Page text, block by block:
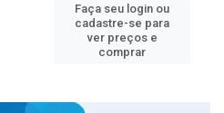
Faça seu login ou
cadastre-se para
ver preços e
comprar